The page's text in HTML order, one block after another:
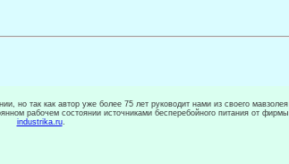
но так как автор уже более 75 лет руководит нами из своего мавзолея
рабочем состоянии источниками бесперебойного питания от фирмы
industrika.ru.